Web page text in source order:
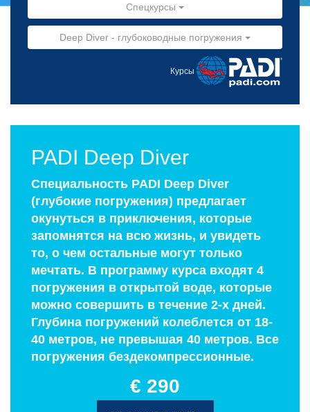
Спецкурсы
Deep Diver - глубоководные погружения
Курсы
PADI Deep Diver
Специальность PADI Deep Diver
(глубокие погружения) предлагает
окунуться в приключения, которые
запомнятся на всю жизнь, и увидеть
то, о чем остальные могут только
мечтать. В программу курса входят 4
погружения в открытой воде, которые
можно совершить в течение 2-х дней.
Глубина погружений колеблется от 18-
40 метров, не превышая 40 метров. Все
погружения бездекомпрессионные.
€ 290